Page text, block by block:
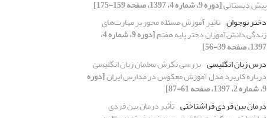
پیش دبستانی[دوره 9، شماره 4، 1397، صفحه 159-175]
دختر نوجوان تاثیر آموزش مسئله محور بر مهارت‌های
زندگی دانش‌آموزان دختر پایه هفتم [دوره 9، شماره 4،
1397، صفحه 39-56]
درس زبان انگلیسی بررسی نگرش معلمان زبان انگلیسی
درباره کاربرد مدل آموزش معکوس در مدارس ایران[دوره
9، شماره 2، 1397، صفحه 61-87]
درمان بین فردی فراشناختی تأثیر درمان بین فردی